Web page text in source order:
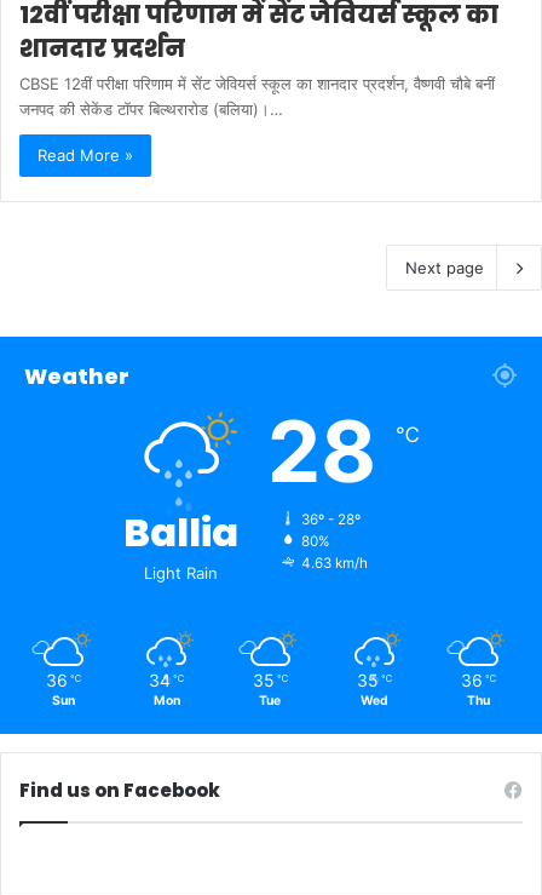
12वीं परीक्षा परिणाम में सेंट जेवियर्स स्कूल का
शानदार प्रदर्शन
CBSE 12वीं परीक्षा परिणाम में सेंट जेवियर्स स्कूल का शानदार प्रदर्शन, वैष्णवी चौबे बनीं
जनपद की सेकेंड टॉपर बिल्थरारोड (बलिया)।…
Read More »
Next page
Weather
Ballia
Light Rain
28 ℃
36º - 28º
80%
4.63 km/h
36 ℃
Sun
34 ℃
Mon
35 ℃
Tue
35 ℃
Wed
36 ℃
Thu
Find us on Facebook